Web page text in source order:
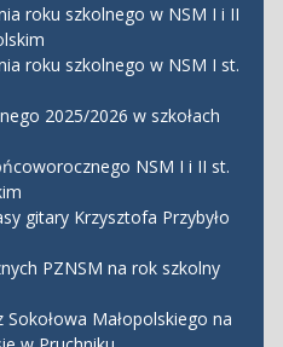
roku szkolnego w NSM I i II
roku szkolnego w NSM I st.
2025/2026 w szkołach
NSM I i II st.
gitary Krzysztofa Przybyło
PZNSM na rok szkolny
Sokołowa Małopolskiego na